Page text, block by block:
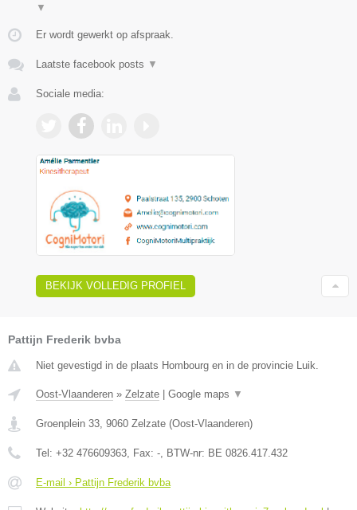
▼
Er wordt gewerkt op afspraak.
Laatste facebook posts ▼
Sociale media:
BEKIJK VOLLEDIG PROFIEL
Pattijn Frederik bvba
Niet gevestigd in de plaats Hombourg en in de provincie Luik.
Oost-Vlaanderen » Zelzate Google maps ▼
Groenplein 33, 9060 Zelzate (Oost-Vlaanderen)
Tel: +32 476609363, Fax: -, BTW-nr: BE 0826.417.432
E-mail › Pattijn Frederik bvba